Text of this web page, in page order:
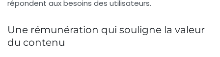
répondent aux besoins des utilisateurs.
Une rémunération qui souligne la valeur
du contenu